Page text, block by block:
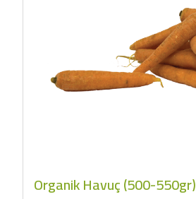
Organik Havuç (500-550gr)